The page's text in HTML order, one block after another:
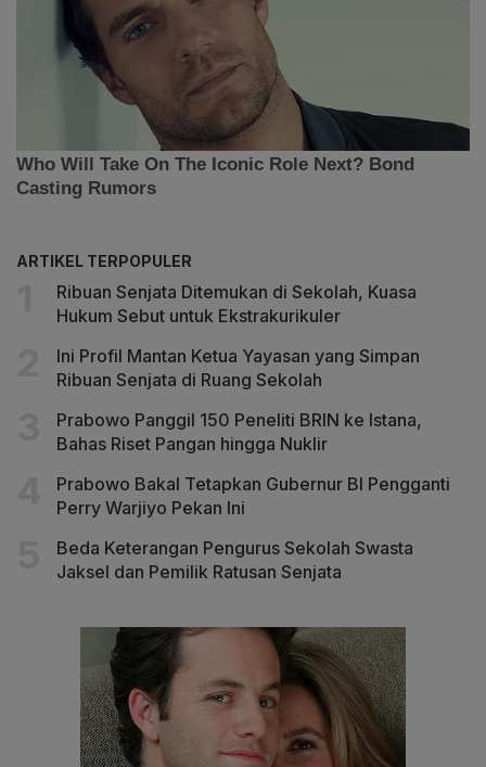
ARTIKEL TERPOPULER
Ribuan Senjata Ditemukan di Sekolah, Kuasa
Hukum Sebut untuk Ekstrakurikuler
Ini Profil Mantan Ketua Yayasan yang Simpan
Ribuan Senjata di Ruang Sekolah
Prabowo Panggil 150 Peneliti BRIN ke Istana,
Bahas Riset Pangan hingga Nuklir
Prabowo Bakal Tetapkan Gubernur BI Pengganti
Perry Warjiyo Pekan Ini
Beda Keterangan Pengurus Sekolah Swasta
Jaksel dan Pemilik Ratusan Senjata